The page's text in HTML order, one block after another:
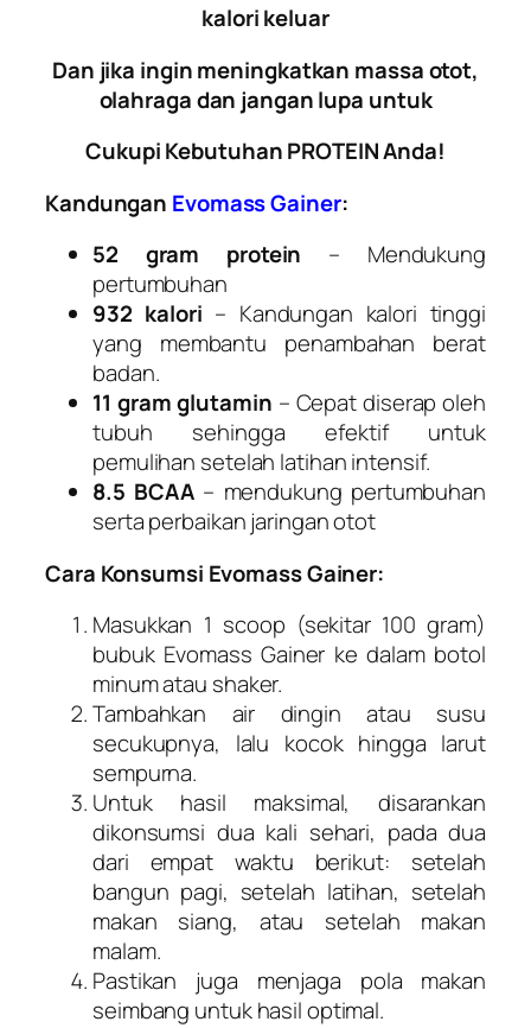
kalori keluar
Dan jika ingin meningkatkan massa otot,
olahraga dan jangan lupa untuk
Cukupi Kebutuhan PROTEIN Anda!
Kandungan EvomassGainer:
52 gram protein – Mendukung
pertumbuhan
932 kalori – Kandungan kalori tinggi
yang membantu penambahan berat
badan.
11 gram glutamin – Cepat diserap oleh
tubuh sehingga efektif untuk
pemulihan setelah latihan intensif.
8.5 BCAA– mendukung pertumbuhan
serta perbaikan jaringan otot
Cara Konsumsi Evomass Gainer:
Masukkan 1 scoop (sekitar 100 gram)
bubuk Evomass Gainer ke dalam botol
minum atau shaker.
Tambahkan air dingin atau susu
secukupnya, lalu kocok hingga larut
sempurna.
Untuk hasil maksimal, disarankan
dikonsumsi dua kali sehari, pada dua
dari empat waktu berikut: setelah
bangun pagi, setelah latihan, setelah
makan siang, atau setelah makan
malam.
Pastikan juga menjaga pola makan
seimbang untuk hasil optimal.